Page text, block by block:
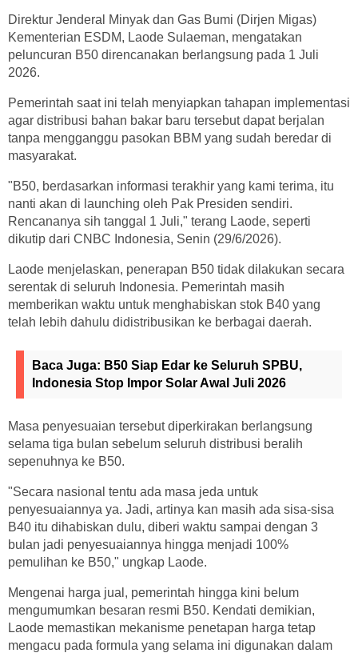
Direktur Jenderal Minyak dan Gas Bumi (Dirjen Migas)
Kementerian ESDM, Laode Sulaeman, mengatakan
peluncuran B50 direncanakan berlangsung pada 1 Juli
2026.
Pemerintah saat ini telah menyiapkan tahapan implementasi
agar distribusi bahan bakar baru tersebut dapat berjalan
tanpa mengganggu pasokan BBM yang sudah beredar di
masyarakat.
"B50, berdasarkan informasi terakhir yang kami terima, itu
nanti akan di launching oleh Pak Presiden sendiri.
Rencananya sih tanggal 1 Juli," terang Laode, seperti
dikutip dari CNBC Indonesia, Senin (29/6/2026).
Laode menjelaskan, penerapan B50 tidak dilakukan secara
serentak di seluruh Indonesia. Pemerintah masih
memberikan waktu untuk menghabiskan stok B40 yang
telah lebih dahulu didistribusikan ke berbagai daerah.
Baca Juga: B50 Siap Edar ke Seluruh SPBU,
Indonesia Stop Impor Solar Awal Juli 2026
Masa penyesuaian tersebut diperkirakan berlangsung
selama tiga bulan sebelum seluruh distribusi beralih
sepenuhnya ke B50.
"Secara nasional tentu ada masa jeda untuk
penyesuaiannya ya. Jadi, artinya kan masih ada sisa-sisa
B40 itu dihabiskan dulu, diberi waktu sampai dengan 3
bulan jadi penyesuaiannya hingga menjadi 100%
pemulihan ke B50," ungkap Laode.
Mengenai harga jual, pemerintah hingga kini belum
mengumumkan besaran resmi B50. Kendati demikian,
Laode memastikan mekanisme penetapan harga tetap
mengacu pada formula yang selama ini digunakan dalam